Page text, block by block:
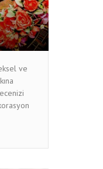
ve